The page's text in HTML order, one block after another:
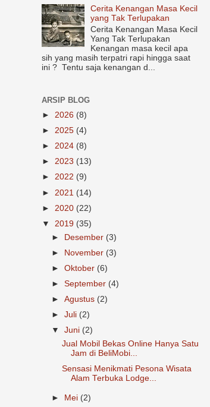
Cerita Kenangan Masa Kecil
yang Tak Terlupakan
Cerita Kenangan Masa Kecil
Yang Tak Terlupakan
Kenangan masa kecil apa
sih yang masih terpatri rapi hingga saat
ini ? Tentu saja kenangan d...
ARSIP BLOG
► 2026 (8)
► 2025 (4)
► 2024 (8)
► 2023 (13)
► 2022 (9)
► 2021 (14)
► 2020 (22)
▼ 2019 (35)
► Desember (3)
► November (3)
►Oktober (6)
►September (4)
►Agustus (2)
►Juli (2)
▼Juni (2)
Jual Mobil Bekas Online Hanya Satu
Jam di BeliMobi...
Sensasi Menikmati Pesona Wisata
Alam Terbuka Lodge...
► Mei (2)